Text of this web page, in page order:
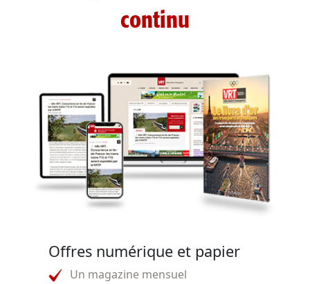
continu
Offres numérique et papier
Un magazine mensuel